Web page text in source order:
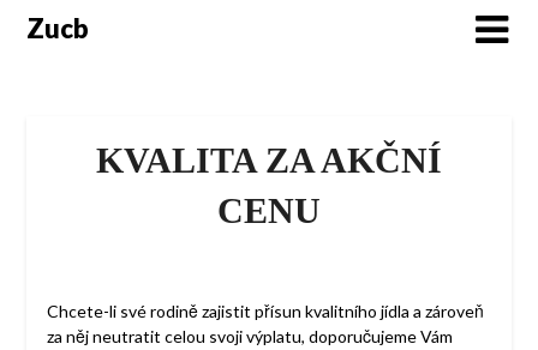
SkipZucb
KVALITA ZA AKČNÍ
CENU
Chcete-li své rodině zajistit přísun kvalitního jídla a zároveň
za něj neutratit celou svoji výplatu, doporučujeme Vám